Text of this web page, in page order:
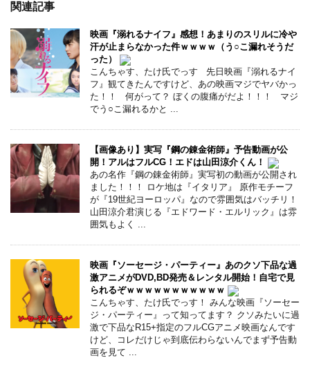
関連記事
映画『溺れるナイフ』感想！あまりのスリルに冷や
汗が止まらなかった件ｗｗｗｗ（う○こ漏れそうだ
った）
こんちゃす、たけ氏でっす 先日映画『溺れるナイ
フ』観てきたんですけど、あの映画マジでヤバかっ
た！！ 何がって？ ぼくの腹痛がだよ！！！ マジ
でう○こ漏れるかと ...
【画像あり】実写『鋼の錬金術師』予告動画が公
開！アルはフルCG！エドは山田涼介くん！
あの名作『鋼の錬金術師』実写初の動画が公開され
ました！！！ ロケ地は『イタリア』 原作モチーフ
が『19世紀ヨーロッパ』なので雰囲気はバッチリ！
山田涼介君演じる『エドワード・エルリック』は雰
囲気もよく ...
映画『ソーセージ・パーティー』あのクソ下品な過
激アニメがDVD,BD発売＆レンタル開始！自宅で見
られるぞｗｗｗｗｗｗｗｗｗｗｗ
こんちゃす、たけ氏でっす！ みんな映画『ソーセー
ジ・パーティー』って知ってます？ クソみたいに過
激で下品なR15+指定のフルCGアニメ映画なんです
けど、コレだけじゃ到底伝わらないんでまず予告動
画を見て ...